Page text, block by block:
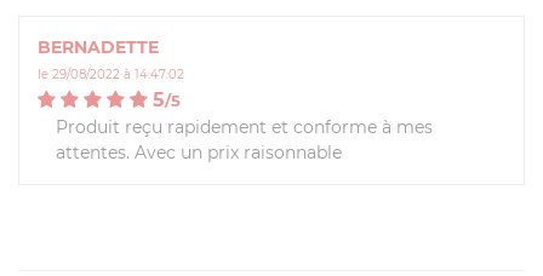
BERNADETTE
le 29/08/2022 à 14:47:02
5/5
Produit reçu rapidement et conforme à mes
attentes. Avec un prix raisonnable